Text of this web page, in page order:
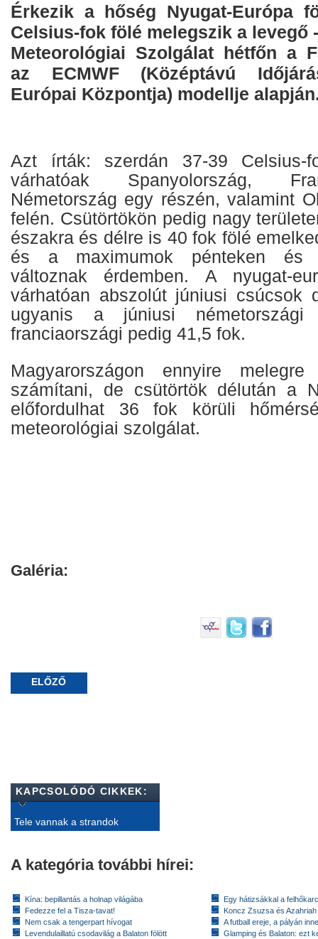
Érkezik a hőség Nyugat-Európa
Celsius-fok fölé melegszik a levegő
Meteorológiai Szolgálat hétfőn a
az ECMWF (Középtávú
Európai Központja) modellje
Azt írták: szerdán 37-39 Celsius-
várhatóak Spanyolország,
Németország egy részén, valamint
felén. Csütörtökön pedig nagy
északra és délre is 40 fok fölé
és a maximumok pénteken és
változnak érdemben. A nyugat-
várhatóan abszolút júniusi csúcsok
ugyanis a júniusi
franciaországi pedig 41,5 fok.
Magyarországon ennyire
számítani, de csütörtök délután a
előfordulhat 36 fok körüli
meteorológiai szolgálat.
Galéria:
ELŐZŐ
KAPCSOLÓDÓ CIKKEK:
Tele vannak a strandok
A kategória további hírei:
Kína: bepillantás a holnap világába
Fedezze fel a Tisza-tavat!
Nem csak a tengerpart hívogat
Levendulaillatú csodavilág a Balaton fölött
Egy hátizsákkal a
Koncz Zsuzsa és
A futball ereje, a pályán
Glamping és Balaton: ezt